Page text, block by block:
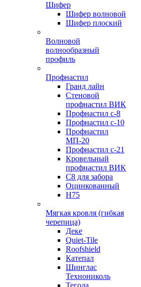
Шифер
Шифер волновой
Шифер плоский
Волновой
волнообразный
профиль
Профнастил
Гранд лайн
Стеновой
профнастил ВИК
Профнастил с-8
Профнастил с-10
Профнастил
МП-20
Профнастил с-21
Кровельный
профнастил ВИК
С8 для забора
Оцинкованный
Н75
Мягкая кровля (гибкая
черепица)
Деке
Quiet-Tile
Roofshield
Катепал
Шинглас
Технониколь
Тегола